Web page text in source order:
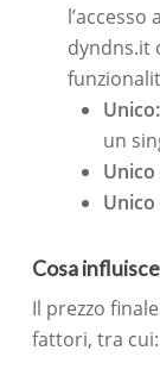
dyndns.it
Unico:
un
Unico
Unico
Cosa
Il prezzo
fattori, tra cui: